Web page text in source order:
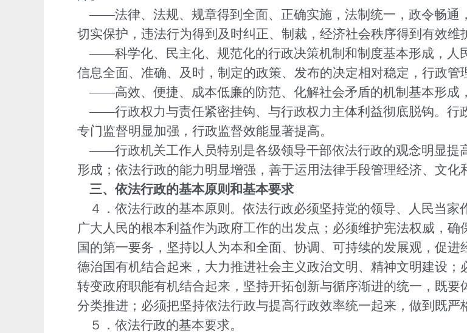
——法律、法规、规章得到全面、正确实施，法制统一，政令畅通
切实保护，违法行为得到及时纠正、制裁，经济社会秩序得到有效维
——科学化、民主化、规范化的行政决策机制和制度基本形成，人
信息全面、准确、及时，制定的政策、发布的决定相对稳定，行政管
——高效、便捷、成本低廉的防范、化解社会矛盾的机制基本形成
——行政权力与责任紧密挂钩、与行政权力主体利益彻底脱钩。行
专门监督明显加强，行政监督效能显著提高。
——行政机关工作人员特别是各级领导干部依法行政的观念明显提
形成；依法行政的能力明显增强，善于运用法律手段管理经济、文化
三、依法行政的基本原则和基本要求
４．依法行政的基本原则。依法行政必须坚持党的领导、人民当
广大人民的根本利益作为政府工作的出发点；必须维护宪法权威，
国的第一要务，坚持以人为本和全面、协调、可持续的发展观，促
德治国有机结合起来，大力推进社会主义政治文明、精神文明建设；
转变政府职能有机结合起来，坚持开拓创新与循序渐进的统一，既
分类推进；必须把坚持依法行政与提高行政效率统一起来，做到既严
５．依法行政的基本要求。